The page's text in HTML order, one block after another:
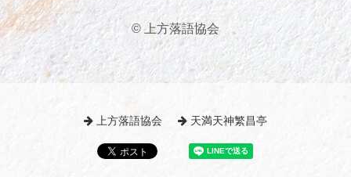
© 上方落語協会
上方落語協会 天満天神繁昌亭